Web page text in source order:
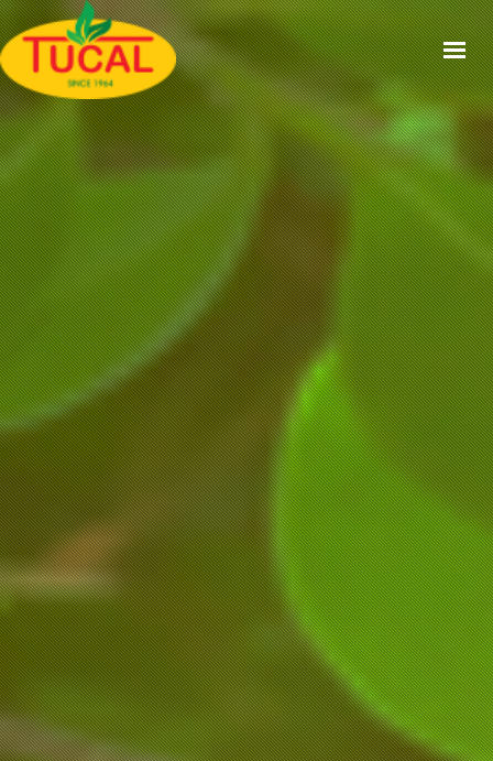
ACCUEIL
À PROPOS
GAMMES
CERTIFICATIONS
RECETTES
ACTUALITÉS
CONTACT
EN